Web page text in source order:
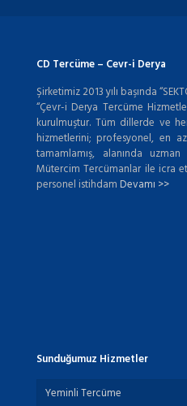
CD Tercüme – Cevr-i Derya
Şirketimiz 2013 yılı başında
“Çevr-i Derya Tercüme
kurulmuştur. Tüm dillerde ve
hizmetlerini; profesyonel, en
tamamlamış, alanında
Mütercim Tercümanlar ile icra
personel istihdamDevamı >>
Sunduğumuz Hizmetler
Yeminli Tercüme